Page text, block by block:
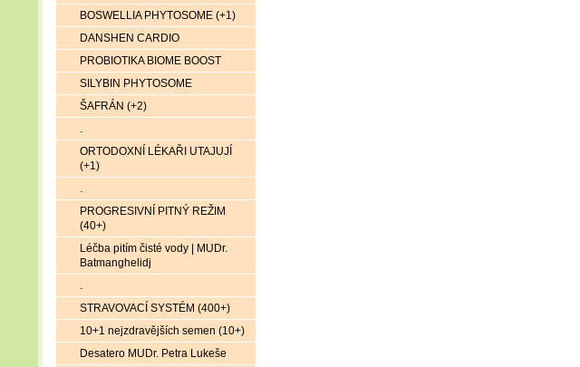
BOSWELLIA PHYTOSOME (+1)
DANSHEN CARDIO
PROBIOTIKA BIOME BOOST
SILYBIN PHYTOSOME
ŠAFRÁN (+2)
.
ORTODOXNÍ LÉKAŘI UTAJUJÍ
(+1)
.
PROGRESIVNÍ PITNÝ REŽIM
(40+)
Léčba pitím čisté vody | MUDr.
Batmanghelidj
.
STRAVOVACÍ SYSTÉM (400+)
10+1 nejzdravějších semen (10+)
Desatero MUDr. Petra Lukeše